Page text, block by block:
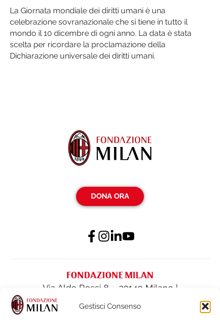
Gestisci Consenso
La Giornata mondiale dei diritti umani è una
celebrazione sovranazionale che si tiene in tutto il
mondo il 10 dicembre di ogni anno. La data è stata
scelta per ricordare la proclamazione della
Dichiarazione universale dei diritti umani.
DONA ORA
FONDAZIONE MILAN
Via Aldo Rossi 8 – 20149 Milano |
fondazione@acmilan.com
62284522